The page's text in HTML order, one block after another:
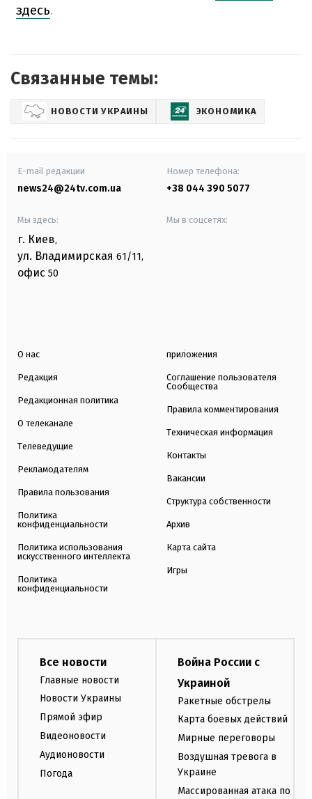
здесь.
Связанные темы:
НОВОСТИ УКРАИНЫ ЭКОНОМИКА
E-mail редакции
news24@24tv.com.ua
Номер телефона:
+38 044 390 5077
Мы здесь:
г. Киев,
ул. Владимирская 61/11,
офис 50
Мы в соцсетях:
О нас
Редакция
Редакционная политика
О телеканале
Телеведущие
Рекламодателям
Правила пользования
Политика
конфиденциальности
Политика использования
искусственного интеллекта
Политика
конфиденциальности
приложения
Соглашение пользователя
Сообщества
Правила комментирования
Техническая информация
Контакты
Вакансии
Структура собственности
Архив
Карта сайта
Игры
Все новости
Главные новости
Новости Украины
Прямой эфир
Видеоновости
Аудионовости
Погода
Война России с
Украиной
Ракетные обстрелы
Карта боевых действий
Мирные переговоры
Воздушная тревога в
Украине
Массированная атака по